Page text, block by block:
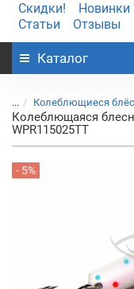
Скидки! Новинки
Статьи
Отзывы
Каталог
... Колеблющиеся
Колеблющаяся
WPR115025TT
- 5%